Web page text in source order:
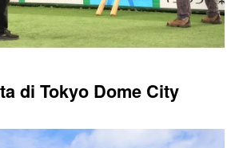
di Tokyo Dome City